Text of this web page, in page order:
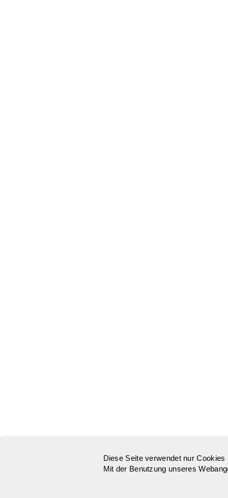
Diese Seite verwendet nur
Mit der Benutzung unseres